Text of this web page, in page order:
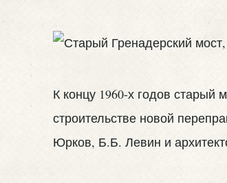
К концу 1960-х годов
строительстве новой
Юрков, Б.Б. Левин и